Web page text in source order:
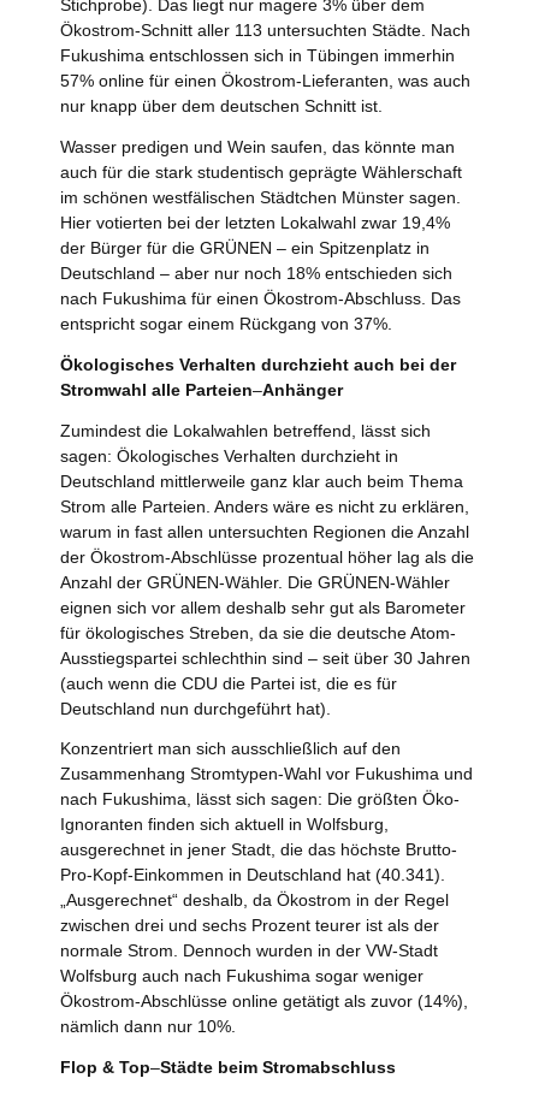
Stichprobe). Das liegt nur magere 3% über dem
Ökostrom-Schnitt aller 113 untersuchten Städte. Nach
Fukushima entschlossen sich in Tübingen immerhin
57% online für einen Ökostrom-Lieferanten, was auch
nur knapp über dem deutschen Schnitt ist.
Wasser predigen und Wein saufen, das könnte man
auch für die stark studentisch geprägte Wählerschaft
im schönen westfälischen Städtchen Münster sagen.
Hier votierten bei der letzten Lokalwahl zwar 19,4%
der Bürger für die GRÜNEN – ein Spitzenplatz in
Deutschland – aber nur noch 18% entschieden sich
nach Fukushima für einen Ökostrom-Abschluss. Das
entspricht sogar einem Rückgang von 37%.
Ökologisches Verhalten durchzieht auch bei der
Stromwahl alle Parteien–Anhänger
Zumindest die Lokalwahlen betreffend, lässt sich
sagen: Ökologisches Verhalten durchzieht in
Deutschland mittlerweile ganz klar auch beim Thema
Strom alle Parteien. Anders wäre es nicht zu erklären,
warum in fast allen untersuchten Regionen die Anzahl
der Ökostrom-Abschlüsse prozentual höher lag als die
Anzahl der GRÜNEN-Wähler. Die GRÜNEN-Wähler
eignen sich vor allem deshalb sehr gut als Barometer
für ökologisches Streben, da sie die deutsche Atom-
Ausstiegspartei schlechthin sind – seit über 30 Jahren
(auch wenn die CDU die Partei ist, die es für
Deutschland nun durchgeführt hat).
Konzentriert man sich ausschließlich auf den
Zusammenhang Stromtypen-Wahl vor Fukushima und
nach Fukushima, lässt sich sagen: Die größten Öko-
Ignoranten finden sich aktuell in Wolfsburg,
ausgerechnet in jener Stadt, die das höchste Brutto-
Pro-Kopf-Einkommen in Deutschland hat (40.341).
„Ausgerechnet“ deshalb, da Ökostrom in der Regel
zwischen drei und sechs Prozent teurer ist als der
normale Strom. Dennoch wurden in der VW-Stadt
Wolfsburg auch nach Fukushima sogar weniger
Ökostrom-Abschlüsse online getätigt als zuvor (14%),
nämlich dann nur 10%.
Flop & Top–Städte beim Stromabschluss